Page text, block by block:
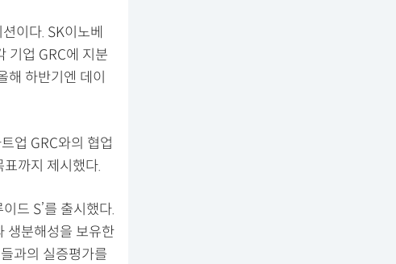
이다. SK이노베
기업 GRC에 지분
해 하반기엔 데이
업 GRC와의 협업
까지 제시했다.
드 S’를 출시했다.
분해성을 보유한
과의 실증평가를